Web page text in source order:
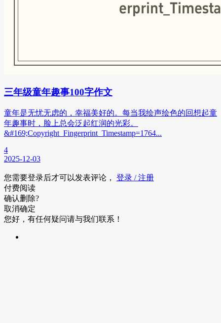
三年级童年趣事100字作文
童年是无忧无虑的，幸福美好的。每当我绘声绘色的回想起童
年趣事时，脸上总会泛起红润的光彩。
&#169;Copyright_Fingerprint_Timestamp=1764...
4
2025-12-03
您需要登录后才可以发表评论， 登录 / 注册
付费阅读
确认删除?
取消确定
您好，有任何疑问请与我们联系！